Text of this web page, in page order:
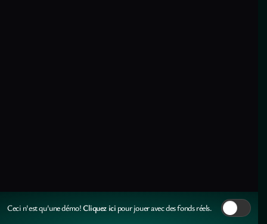
Ceci n'est qu'une démo!Cliquez ici pour jouer avec des fonds réels.